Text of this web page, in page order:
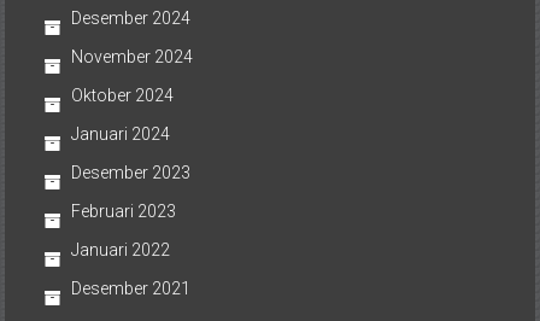
Desember 2024
November 2024
Oktober 2024
Januari 2024
Desember 2023
Februari 2023
Januari 2022
Desember 2021